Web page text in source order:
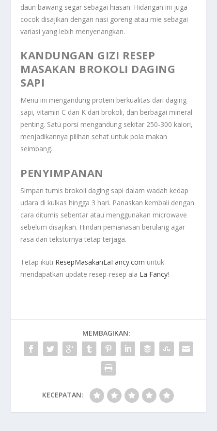
daun bawang segar sebagai hiasan. Hidangan ini juga
cocok disajikan dengan nasi goreng atau mie sebagai
variasi yang lebih menyenangkan.
KANDUNGAN GIZI RESEP
MASAKAN BROKOLI DAGING
SAPI
Menu ini mengandung protein berkualitas dari daging
sapi, vitamin C dan K dari brokoli, dan berbagai mineral
penting. Satu porsi mengandung sekitar 250-300 kalori,
menjadikannya pilihan sehat untuk pola makan
seimbang.
PENYIMPANAN
Simpan tumis brokoli daging sapi dalam wadah kedap
udara di kulkas hingga 3 hari. Panaskan kembali dengan
cara ditumis sebentar atau menggunakan microwave
sebelum disajikan. Hindari pemanasan berulang agar
rasa dan teksturnya tetap terjaga.
Tetap ikuti ResepMasakanLaFancy.com untuk
mendapatkan update resep-resep ala La Fancy!
MEMBAGIKAN:
KECEPATAN: